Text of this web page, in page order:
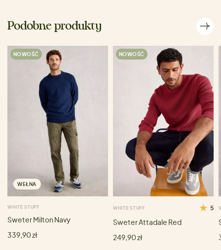
Podobne produkty
NOWOŚĆ
WEŁNA
WHITE STUFF
Sweter Milton Navy
339,90 zł
NOWOŚĆ
WHITE STUFF 5
Sweter Attadale Red
249,90 zł